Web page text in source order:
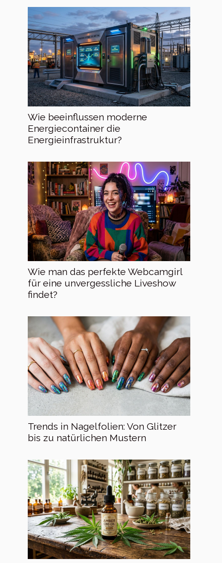
Wie beeinflussen moderne
Energiecontainer die
Energieinfrastruktur?
Wie man das perfekte Webcamgirl
für eine unvergessliche Liveshow
findet?
Trends in Nagelfolien: Von Glitzer
bis zu natürlichen Mustern